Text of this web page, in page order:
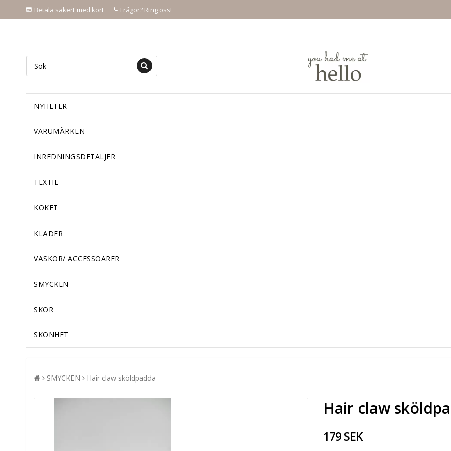
Betala säkert med kort Frågor? Ring oss!
NYHETER
VARUMÄRKEN
INREDNINGSDETALJER
TEXTIL
KÖKET
KLÄDER
VÄSKOR/ ACCESSOARER
SMYCKEN
SKOR
SKÖNHET
SMYCKEN Hair claw sköldpadda
Hair claw
179 SEK